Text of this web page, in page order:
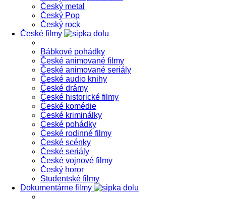
Český metal
Český Pop
Český rock
České filmy
Bábkové pohádky
České animované filmy
České animované seriály
České audio knihy
České drámy
České historické filmy
České komédie
České kriminálky
České pohádky
České rodinné filmy
České scénky
České seriály
České vojnové filmy
Český horor
Studentské filmy
Dokumentárne filmy